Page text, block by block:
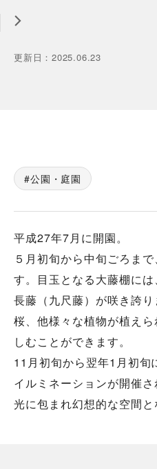
更新日 ：2025.06.23
公園・庭園
平成27年7月に開園。
５月初旬から中旬ごろま
す。目玉となる大藤棚に
長藤（九尺藤）が咲き誇
桜、他様々な植物が植え
しむことができます。
11月初旬から翌年1月初旬
イルミネーションが開催
光に包まれ幻想的な空間と